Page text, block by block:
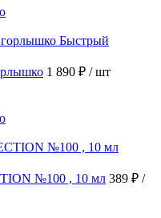
Быстрый
1 890 ₽ / шт
№100 , 10 мл 389 ₽ /